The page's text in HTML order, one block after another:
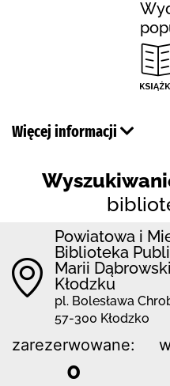
Więcej informacji
Powiatowa i
Biblioteka
Marii
Kłodzku
pl. Bolesława
57-300 Kłodzko
zarezerwowane:
0